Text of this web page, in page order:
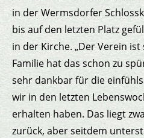
in der Wermsdorfer
bis auf den letzten Platz
in der Kirche. „Der Verein
Familie hat das schon zu
sehr dankbar für die
wir in den letzten
erhalten haben. Das liegt
zurück, aber seitdem